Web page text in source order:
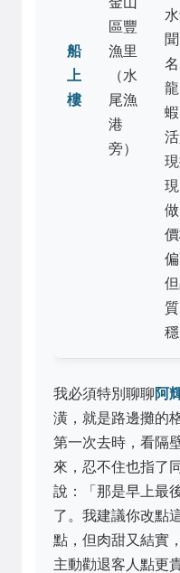
船
上
樓
區豐
漁里
（水
尾漁
港
旁）
聞
名
龍
蝦
現
做
質
穩
我必須特別聊聊阿
潢，就是路邊攤的
第一次去時，看隔
來，忍不住也指了
說：「那是早上最
了。我建議你改點
點，但肉甜又結實
主動勸退客人點更